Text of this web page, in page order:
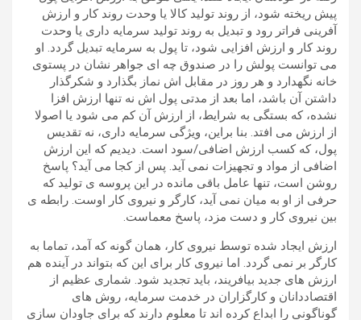
پیش ریخته شود، از روند تولید کالا یا وحدت روند کار و ارزش
آفرینی فراتر رود و تبدیل به روند تولید سرمایه داری یا وحدت
روند کار و ارزش افزایی شود، تا پول به سرمایه تبدیل گردد. او
می توانست پولش را در صندوق چه ای جواهر نشان در پستوی
خانه نگهدارد و هر روز در مقابل اش نماز بگذارد و شکرگذار
داشتن آن باشد، اما بعد از مدتی پول اش نه تنها ارزش افزا
نشده، که بستگی به شرایط، از ارزش آن کم می شود یا اصولا
از ارزش می افتد. بنا براین، ویژگی سرمایه داری، نه تقدیس
پول، که کسب ارزش اضافی/سود است. دیدیم که این ارزش
اضافی از مواد و تجهیزات نمی آید. پس از کجا می آید؟ پاسخ
روشن است، تنها عامل باقی مانده در این پروسه ی تولید که
حرفی از او به میان نمی آید، کارگر و نیروی کار اوست. رابطه ی
بین نیروی کار و دست مزد، پاسخ معماست.
ارزش ایجاد شده توسط نیروی کار، همان گونه که آمد، تماما به
کارگر بر نمی گردد. اما نیروی کار برای این که بتواند در آینده هم
ارزش های جدید بیافریند، باید تجدید شود. شماری عظیم از
اقتصاددانان و کارگزاران در خدمت سرمایه، روش های
گوناگونی را ابداع کرده اند تا معلوم دارند که برای جاودان سازی